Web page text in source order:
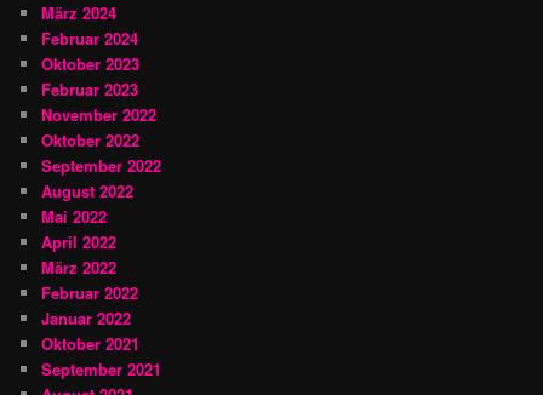
März 2024
Februar 2024
Oktober 2023
Februar 2023
November 2022
Oktober 2022
September 2022
August 2022
Mai 2022
April 2022
März 2022
Februar 2022
Januar 2022
Oktober 2021
September 2021